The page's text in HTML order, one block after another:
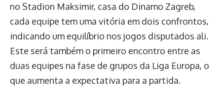
no Stadion Maksimir, casa do Dinamo Zagreb,
cada equipe tem uma vitória em dois confrontos,
indicando um equilíbrio nos jogos disputados ali.
Este será também o primeiro encontro entre as
duas equipes na fase de grupos da Liga Europa, o
que aumenta a expectativa para a partida.